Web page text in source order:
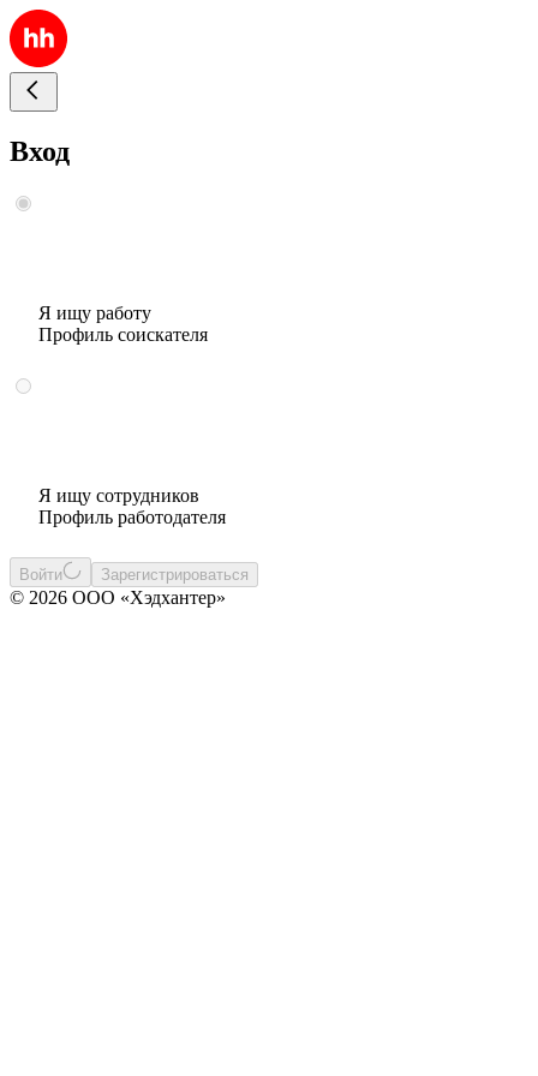
Вход
Я ищу работу
Профиль соискателя
Я ищу сотрудников
Профиль работодателя
Войти Зарегистрироваться
© 2026 ООО «Хэдхантер»